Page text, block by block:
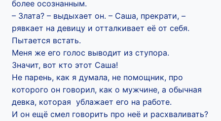
более осознанным.
– Злата? – выдыхает он. – Саша, прекрати, –
рявкает на девицу и отталкивает её от себя.
Пытается встать.
Меня же его голос выводит из ступора.
Значит, вот кто этот Саша!
Не парень, как я думала, не помощник, про
которого он говорил, как о мужчине, а обычная
девка, которая ублажает его на работе.
И он ещё смел говорить про неё и расхваливать?